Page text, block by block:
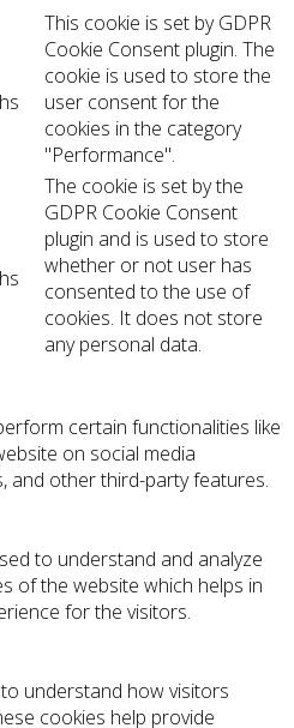
This cookie is set by GDPR
Cookie Consent plugin. The
cookie is used to store the
user consent for the
cookies in the category
"Performance".
The cookie is set by the
GDPR Cookie Consent
plugin and is used to store
whether or not user has
consented to the use of
cookies. It does not store
any personal data.
certain functionalities like
on social media
and other third-party features.
to understand and analyze
of the website which helps in
for the visitors.
understand how visitors
cookies help provide